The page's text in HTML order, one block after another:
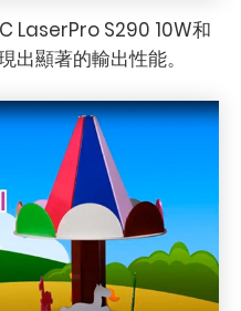
LaserPro S290 10W和
出顯著的輸出性能。